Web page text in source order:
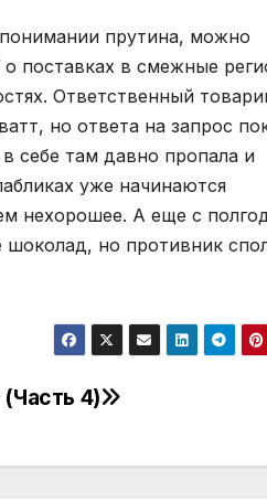
прутина, можно
поставках в смежные
Ответственный
но ответа на запрос
себе там давно пропала и
уже начинаются
нехорошее. А еще с
но противник
4)